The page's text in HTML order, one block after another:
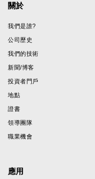
Footer
關於
我們是誰?
公司歷史
我們的技術
新聞/博客
投資者門戶
地點
證書
領導團隊
職業機會
應用